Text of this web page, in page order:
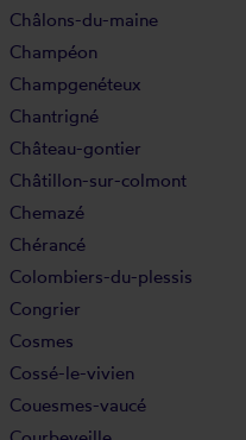
Châlons-du-maine
Champéon
Champgenéteux
Chantrigné
Château-gontier
Châtillon-sur-colmont
Chemazé
Chérancé
Colombiers-du-plessis
Congrier
Cosmes
Cossé-le-vivien
Couesmes-vaucé